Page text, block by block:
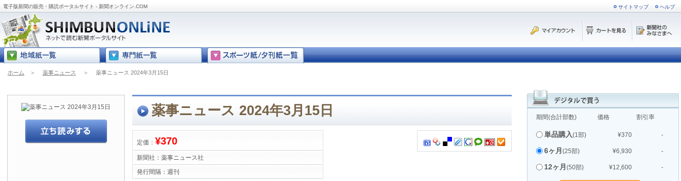
電子版新聞の販売・購読ポータルサイト - 新聞オンライン.COM サイトマップ ヘルプ
ホーム ＞ 薬事ニュース ＞ 薬事ニュース 2024年3月15日
期間(合計部数) 価格 割引率
単品購入(1部) ¥370 -
6ヶ月 (25部) ¥6,930 -
12ヶ月 (50部) ¥12,600 -
薬事ニュース 2024年3月15日
定価： ¥370
新聞社： 薬事ニュース社
発行間隔： 週刊